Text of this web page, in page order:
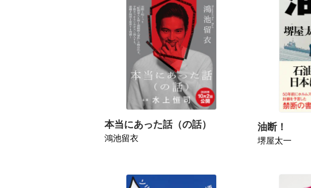
本当にあった話（の話）
鴻池留衣
油断！
堺屋太一